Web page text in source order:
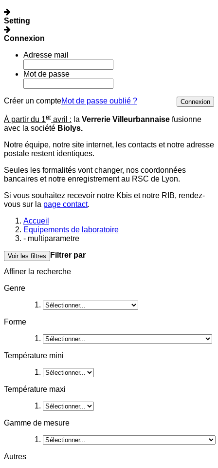
Setting
Connexion
Adresse mail
Mot de passe
Créer un compte Connexion
Mot de passe oublié ?
À partir du 1er avril : la Verrerie Villeurbannaise fusionne
avec la société Biolys.
Notre équipe, notre site internet, les contacts et notre adresse
postale restent identiques.
Seules les formalités vont changer, nos coordonnées
bancaires et notre enregistrement au RSC de Lyon.
Si vous souhaitez recevoir notre Kbis et notre RIB, rendez-
vous sur la page contact.
Accueil
Equipements de laboratoire
- multiparametre
Voir les filtres
Filtrer par
Affiner la recherche
Genre
Forme
Température mini
Température maxi
Gamme de mesure
Autres